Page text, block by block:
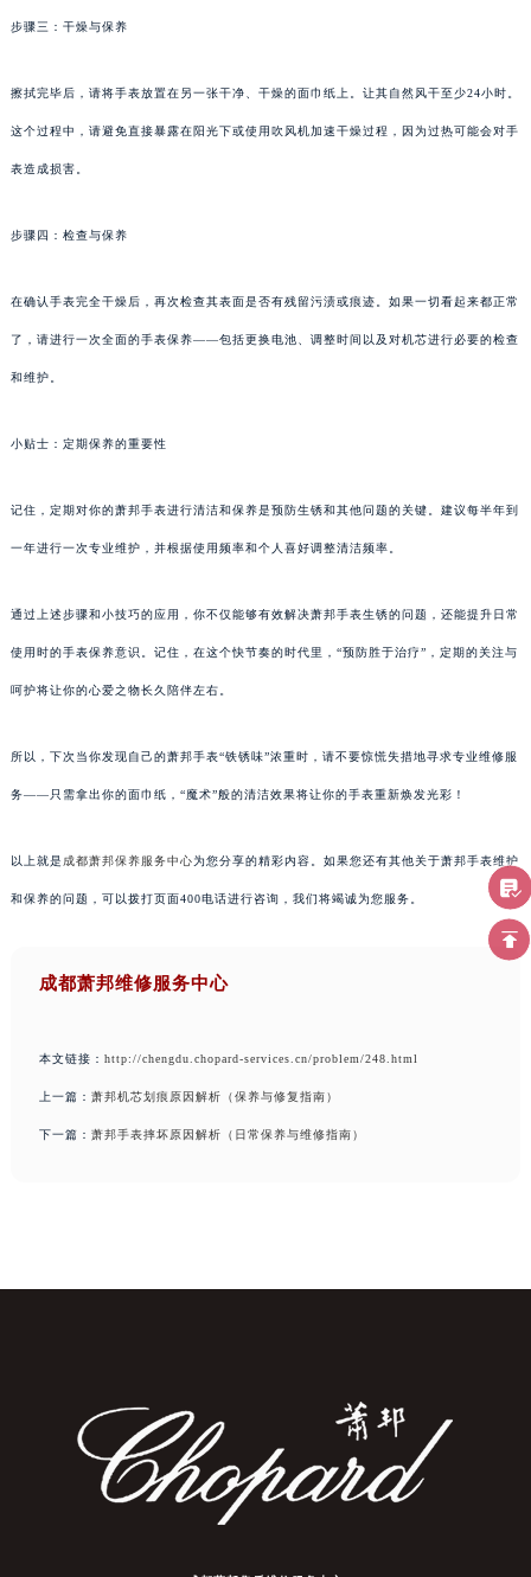
步骤三：干燥与保养
擦拭完毕后，请将手表放置在另一张干净、干燥的面巾纸上。让其自然风干至少24小时。
这个过程中，请避免直接暴露在阳光下或使用吹风机加速干燥过程，因为过热可能会对手
表造成损害。
步骤四：检查与保养
在确认手表完全干燥后，再次检查其表面是否有残留污渍或痕迹。如果一切看起来都正常
了，请进行一次全面的手表保养——包括更换电池、调整时间以及对机芯进行必要的检查
和维护。
小贴士：定期保养的重要性
记住，定期对你的萧邦手表进行清洁和保养是预防生锈和其他问题的关键。建议每半年到
一年进行一次专业维护，并根据使用频率和个人喜好调整清洁频率。
通过上述步骤和小技巧的应用，你不仅能够有效解决萧邦手表生锈的问题，还能提升日常
使用时的手表保养意识。记住，在这个快节奏的时代里，“预防胜于治疗”，定期的关注与
呵护将让你的心爱之物长久陪伴左右。
所以，下次当你发现自己的萧邦手表“铁锈味”浓重时，请不要惊慌失措地寻求专业维修服
务——只需拿出你的面巾纸，“魔术”般的清洁效果将让你的手表重新焕发光彩！
以上就是 成都萧邦保养服务中心为您分享的精彩内容。如果您还有其他关于萧邦手表维护
和保养的问题，可以拨打页面400电话进行咨询，我们将竭诚为您服务。
成都萧邦维修服务中心
本文链接： http://chengdu.chopard-services.cn/problem/248.html
上一篇： 萧邦机芯划痕原因解析（保养与修复指南）
下一篇： 萧邦手表摔坏原因解析（日常保养与维修指南）